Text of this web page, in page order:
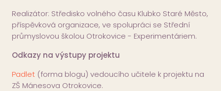
Realizátor: Středisko volného času Klubko Staré Město,
příspěvková organizace, ve spolupráci se Střední
průmyslovou školou Otrokovice - Experimentáriem.
Odkazy na výstupy projektu
Padlet (forma blogu) vedoucího učitele k projektu na
ZŠ Mánesova Otrokovice.